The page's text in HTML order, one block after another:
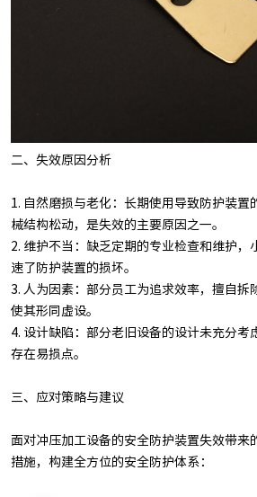
二、失效原因分析
1. 自然磨损与老化：长期使用导致防护装置
械结构松动，是失效的主要原因之一。
2. 维护不当：缺乏定期的专业检查和维护，
速了防护装置的损坏。
3. 人为因素：部分员工为追求效率，擅自拆
使其形同虚设。
4. 设计缺陷：部分老旧设备的设计未充分考
存在易损点。
三、应对策略与建议
面对冲压加工设备的安全防护装置失效带来
措施，构建全方位的安全防护体系：